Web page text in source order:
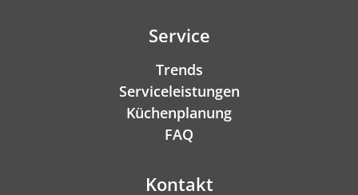
Service
Trends
Serviceleistungen
Küchenplanung
FAQ
Kontakt